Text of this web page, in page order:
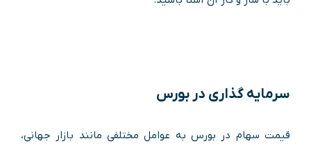
سرمایه گذاری در بورس
قیمت سهام در بورس به عوامل مختلفی مانند بازار جهانی،